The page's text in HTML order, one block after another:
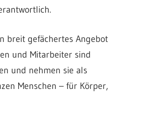
breit gefächertes Angebot
und Mitarbeiter sind
und nehmen sie als
Menschen – für Körper,